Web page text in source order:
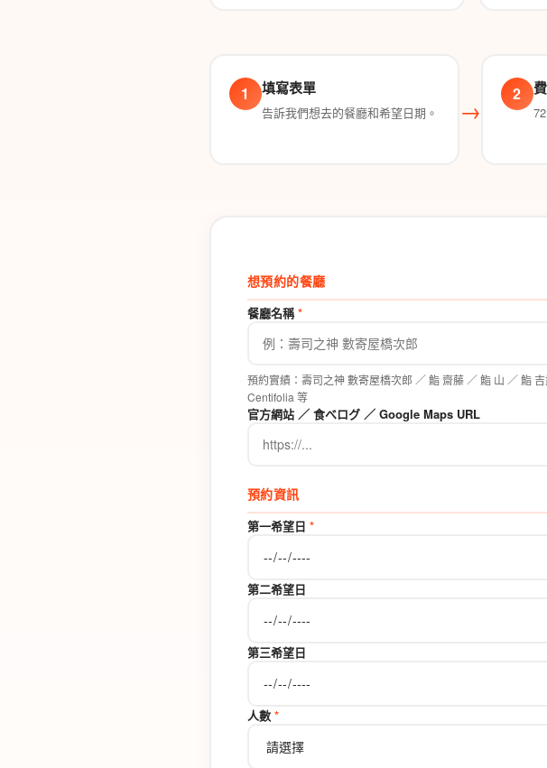
1 填寫表單
告訴我們想去的餐廳和希望日期。 →
2
想預約的餐廳
餐廳名稱 *
預約實績：壽司之神 數寄屋橋次郎 ／ 鮨 齋藤 ／ 鮨 山 ／ 鮨
Centifolia 等
官方網站 ／ 食べログ ／ Google Maps URL
預約資訊
第一希望日 *
第二希望日
第三希望日
人數 *